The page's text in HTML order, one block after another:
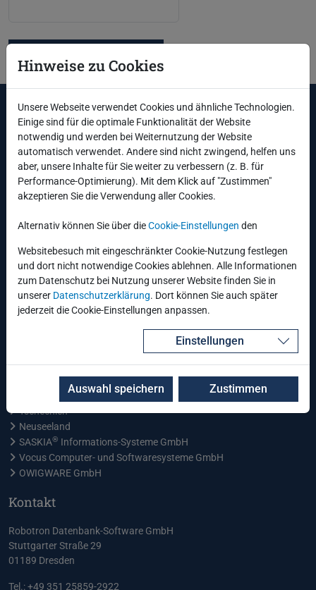
Jahrestagung 2026
Anmeldung
Programm
Kontakt
Tagungsorte
Tag 1
Penck Hotel Dresden (Google Maps)
Tag 2
Robotron Schulungszentrum (Google Maps)
Robotron - Hauptsitz
Tschechien
Neuseeland
SASKIA® Informations-Systeme GmbH
Vocus Computer- und Softwaresysteme GmbH
OWIGWARE GmbH
Kontakt
Robotron Datenbank-Software GmbH
Stuttgarter Straße 29
01189 Dresden
Tel.: +49 351 25859-2922
Hinweise zu Cookies
Unsere Webseite verwendet Cookies und ähnliche Technologien.
Einige sind für die optimale Funktionalität der Website
notwendig und werden bei Weiternutzung der Website
automatisch verwendet. Andere sind nicht zwingend, helfen uns
aber, unsere Inhalte für Sie weiter zu verbessern (z. B. für
Performance-Optimierung). Mit dem Klick auf "Zustimmen"
akzeptieren Sie die Verwendung aller Cookies.
Alternativ können Sie über dieCookie-Einstellungen den
Websitebesuch mit eingeschränkter Cookie-Nutzung festlegen
und dort nicht notwendige Cookies ablehnen. Alle Informationen
zum Datenschutz bei Nutzung unserer Website finden Sie in
unserer Datenschutzerklärung. Dort können Sie auch später
jederzeit die Cookie-Einstellungen anpassen.
Einstellungen
Auswahl speichern Zustimmen